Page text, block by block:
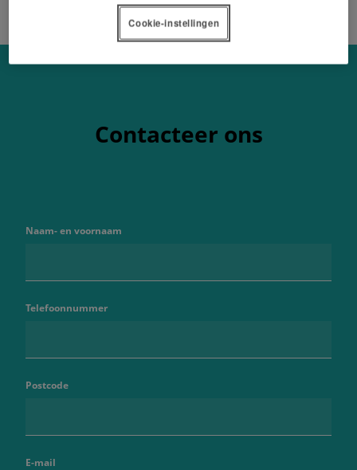
Contacteer ons
Naam- en voornaam
Telefoonnummer
Postcode
E-mail
Cookie-instellingen